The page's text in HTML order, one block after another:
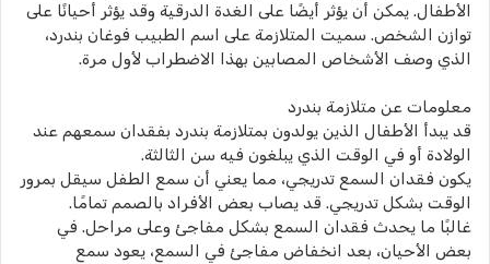
الأطفال. يمكن أن يؤثر أيضًا على الغدة الدرقية وقد يؤثر أحيانًا على
توازن الشخص. سميت المتلازمة على اسم الطبيب فوغان بندرد،
الذي وصف الأشخاص المصابين بهذا الاضطراب لأول مرة.
معلومات عن متلازمة بندرد
قد يبدأ الأطفال الذين يولدون بمتلازمة بندرد بفقدان سمعهم عند
الولادة أو في الوقت الذي يبلغون فيه سن الثالثة.
يكون فقدان السمع تدريجي، مما يعني أن سمع الطفل سيقل بمرور
الوقت بشكل تدريجي. قد يصاب بعض الأفراد بالصمم تمامًا.
غالبًا ما يحدث فقدان السمع بشكل مفاجئ وعلى مراحل. في
بعض الأحيان، بعد انخفاض مفاجئ في السمع، يعود سمع